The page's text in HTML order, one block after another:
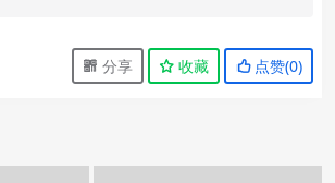
分享 收藏 点赞(0)